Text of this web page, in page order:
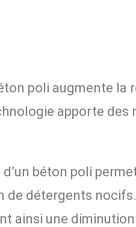
poli augmente la
apporte des
d’un béton poli
de détergents
ainsi une